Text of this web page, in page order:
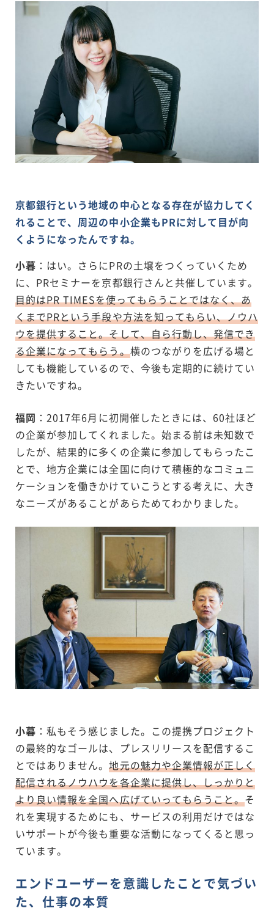
京都銀行という地域の中心となる存在が協力してく
れることで、周辺の中小企業もPRに対して目が向
くようになったんですね。
小暮 ：はい。さらにPRの土壌をつくっていくため
に、PRセミナーを京都銀行さんと共催しています。
目的はPR TIMESを使ってもらうことではなく、あ
くまでPRという手段や方法を知ってもらい、ノウハ
ウを提供すること。そして、自ら行動し、発信でき
る企業になってもらう。横のつながりを広げる場と
しても機能しているので、今後も定期的に続けてい
きたいですね。
福岡 ：2017年6月に初開催したときには、60社ほど
の企業が参加してくれました。始まる前は未知数で
したが、結果的に多くの企業に参加してもらったこ
とで、地方企業には全国に向けて積極的なコミュニ
ケーションを働きかけていこうとする考えに、大き
なニーズがあることがあらためてわかりました。
小暮 ：私もそう感じました。この提携プロジェクト
の最終的なゴールは、プレスリリースを配信するこ
とではありません。地元の魅力や企業情報が正しく
配信されるノウハウを各企業に提供し、しっかりと
より良い情報を全国へ広げていってもらうこと。そ
れを実現するためにも、サービスの利用だけではな
いサポートが今後も重要な活動になってくると思っ
ています。
エンドユーザーを意識したことで気づい
た、仕事の本質